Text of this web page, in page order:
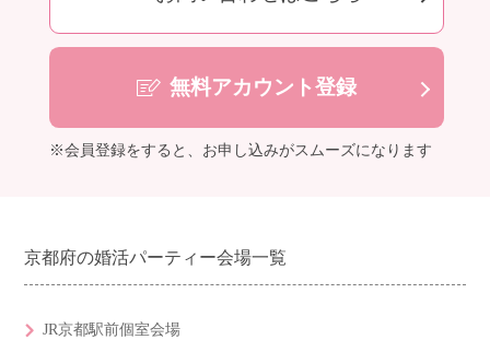
無料アカウント登録
※会員登録をすると、お申し込みがスムーズになります
京都府の婚活パーティー会場一覧
JR京都駅前個室会場